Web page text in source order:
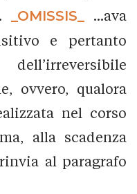
_OMISSIS_
...ava
e pertanto
ovvero, qualora
nel corso
alla scadenza
al paragrafo